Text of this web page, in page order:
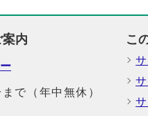
内
で（年中無休）
こ